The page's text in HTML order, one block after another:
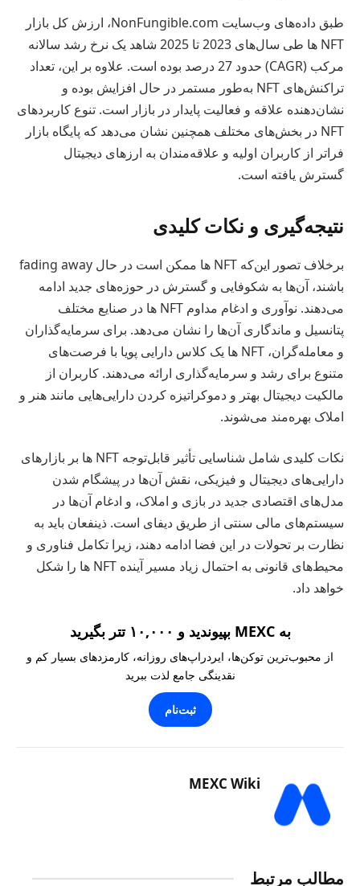
طبق داده‌های وب‌سایت NonFungible.com، ارزش کل بازار
NFT ها طی سال‌های 2023 تا 2025 شاهد یک نرخ رشد سالانه
مرکب (CAGR) حدود 27 درصد بوده است. علاوه بر این، تعداد
تراکنش‌های NFT به‌طور مستمر در حال افزایش بوده و
نشان‌دهنده علاقه و فعالیت پایدار در بازار است. تنوع کاربردهای
NFT در بخش‌های مختلف همچنین نشان می‌دهد که پایگاه بازار
فراتر از کاربران اولیه و علاقه‌مندان به ارزهای دیجیتال
گسترش یافته است.
نتیجه‌گیری و نکات کلیدی
برخلاف تصور این‌که NFT ها ممکن است در حال fading away
باشند، آن‌ها به شکوفایی و گسترش در حوزه‌های جدید ادامه
می‌دهند. نوآوری و ادغام مداوم NFT ها در صنایع مختلف
پتانسیل و ماندگاری آن‌ها را نشان می‌دهد. برای سرمایه‌گذاران
و معامله‌گران، NFT ها یک کلاس دارایی پویا با فرصت‌های
متنوع برای رشد و سرمایه‌گذاری ارائه می‌دهند. کاربران از
مالکیت دیجیتال بهتر و دموکراتیزه کردن دارایی‌هایی مانند هنر و
املاک بهره‌مند می‌شوند.
نکات کلیدی شامل شناسایی تأثیر قابل‌توجه NFT ها بر بازارهای
دارایی‌های دیجیتال و فیزیکی، نقش آن‌ها در پیشگام شدن
مدل‌های اقتصادی جدید در بازی و املاک، و ادغام آن‌ها در
سیستم‌های مالی سنتی از طریق دیفای است. ذینفعان باید به
نظارت بر تحولات در این فضا ادامه دهند، زیرا تکامل فناوری و
محیط‌های قانونی به احتمال زیاد مسیر آینده NFT ها را شکل
خواهد داد.
به MEXC بپیوندید و ۱۰,۰۰۰ تتر بگیرید
از محبوب‌ترین توکن‌ها، ایردراپ‌های روزانه، کارمزدهای بسیار کم و
نقدینگی جامع لذت ببرید
ثبت‌نام
MEXC Wiki
مطالب مرتبط